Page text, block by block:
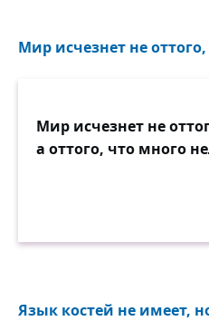
Мир исчезнет не
Мир исчезнет не
а оттого, что много
Язык костей не имеет,